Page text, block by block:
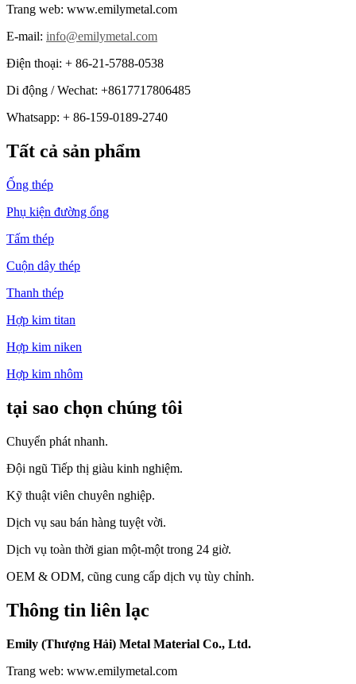
Trang web: www.emilymetal.com
E-mail: info@emilymetal.com
Điện thoại: + 86-21-5788-0538
Di động / Wechat: +8617717806485
Whatsapp: + 86-159-0189-2740
Tất cả sản phẩm
Ống thép
Phụ kiện đường ống
Tấm thép
Cuộn dây thép
Thanh thép
Hợp kim titan
Hợp kim niken
Hợp kim nhôm
tại sao chọn chúng tôi
Chuyển phát nhanh.
Đội ngũ Tiếp thị giàu kinh nghiệm.
Kỹ thuật viên chuyên nghiệp.
Dịch vụ sau bán hàng tuyệt vời.
Dịch vụ toàn thời gian một-một trong 24 giờ.
OEM & ODM, cũng cung cấp dịch vụ tùy chỉnh.
Thông tin liên lạc
Emily (Thượng Hải) Metal Material Co., Ltd.
Trang web: www.emilymetal.com